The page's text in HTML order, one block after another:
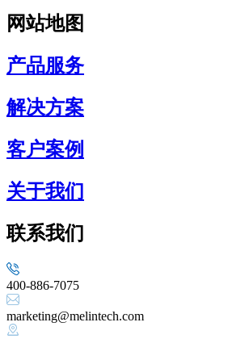
网站地图
产品服务
解决方案
客户案例
关于我们
联系我们
400-886-7075
marketing@melintech.com